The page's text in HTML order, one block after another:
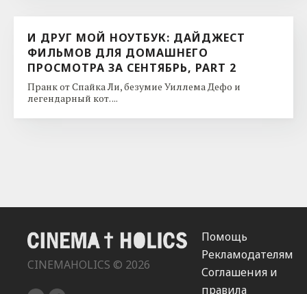
И ДРУГ МОЙ НОУТБУК: ДАЙДЖЕСТ
ФИЛЬМОВ ДЛЯ ДОМАШНЕГО
ПРОСМОТРА ЗА СЕНТЯБРЬ, PART 2
Пранк от Спайка Ли, безумие Уиллема Дефо и
легендарный кот. ...
CINEMAHOLICS © 2026
Помощь
Рекламодателям
Соглашения и
правила